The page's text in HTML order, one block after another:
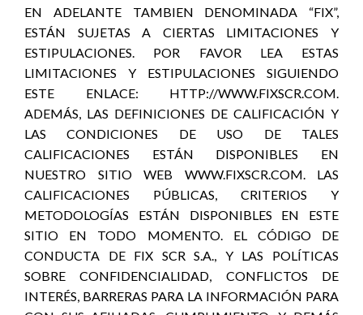
EN ADELANTE TAMBIEN DENOMINADA “FIX”,
ESTÁN SUJETAS A CIERTAS LIMITACIONES Y
ESTIPULACIONES. POR FAVOR LEA ESTAS
LIMITACIONES Y ESTIPULACIONES SIGUIENDO
ESTE ENLACE: HTTP://WWW.FIXSCR.COM.
ADEMÁS, LAS DEFINICIONES DE CALIFICACIÓN Y
LAS CONDICIONES DE USO DE TALES
CALIFICACIONES ESTÁN DISPONIBLES EN
NUESTRO SITIO WEB WWW.FIXSCR.COM. LAS
CALIFICACIONES PÚBLICAS, CRITERIOS Y
METODOLOGÍAS ESTÁN DISPONIBLES EN ESTE
SITIO EN TODO MOMENTO. EL CÓDIGO DE
CONDUCTA DE FIX SCR S.A., Y LAS POLÍTICAS
SOBRE CONFIDENCIALIDAD, CONFLICTOS DE
INTERÉS, BARRERAS PARA LA INFORMACIÓN PARA